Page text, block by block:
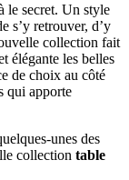
le secret. Un style
s’y retrouver, d’y
collection fait
élégante les belles
de choix au côté
qui apporte
unes des
collection table